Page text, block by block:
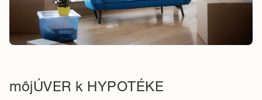
môjÚVER k HYPOTÉKE